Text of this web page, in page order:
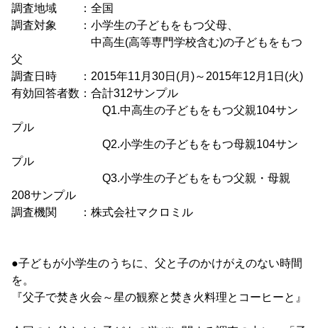
調査地域 ：全国
調査対象 ：小学生の子どもをもつ父母、
中高生(高等専門学校含む)の子どもをもつ
父
調査日時 ：2015年11月30日(月)～2015年12月1日(火)
有効回答者数：合計312サンプル
Q1.中高生の子どもをもつ父親104サン
プル
Q2.小学生の子どもをもつ母親104サン
プル
Q3.小学生の子どもをもつ父親・母親
208サンプル
調査機関 ：株式会社マクロミル
●子どもが小学生のうちに、父と子のかけがえのない時間
を。
『父子で焚き火会～星の観察と焚き火料理とコーヒーと』